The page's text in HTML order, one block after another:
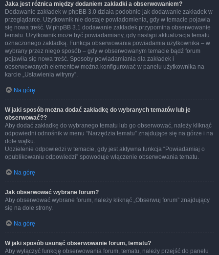
Jaka jest różnica między dodaniem zakładki a obserwowaniem?
Dodawanie zakładek w phpBB 3.0 działa podobnie jak dodawanie zakładek w
przeglądarce. Użytkownik nie dostaje powiadomienia, gdy w temacie pojawia
się nowa treść. W phpBB 3.1 dodawanie zakładek przypomina obserwowanie
tematu. Użytkownik może być powiadamiany, gdy nastąpi aktualizacja tematu
oznaczonego zakładką. Funkcja obserwowania powiadamia użytkownika – w
wybrany przez niego sposób – gdy w obserwowanym temacie bądź forum
pojawiła się nowa treść. Sposoby powiadamiania dla zakładek i
obserwowanych elementów można konfigurować w panelu użytkownika na
karcie „Ustawienia witryny”.
Na górę
W jaki sposób można dodać zakładkę do wybranych tematów lub je
obserwować??
Aby dodać zakładkę do wybranego tematu lub go obserwować, należy kliknąć
odpowiedni odnośnik w menu “Narzędzia tematu” znajdujące się na górze i na
dole wątku.
Udzielenie odpowiedzi w temacie, gdy jest aktywna funkcja “Powiadamiaj o
opublikowaniu odpowiedzi” spowoduje włączenie obserwowania tematu.
Na górę
Jak obserwować wybrane forum?
Aby obserwować wybrane forum, należy kliknąć „Obserwuj forum” znajdujący
się na dole strony.
Na górę
W jaki sposób usunąć obserwowanie forum, tematu?
Aby wyłączyć funkcję obserwowania forum, tematu, należy przejść do panelu